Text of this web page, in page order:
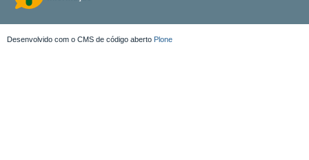
Desenvolvido com o CMS de código aberto Plone